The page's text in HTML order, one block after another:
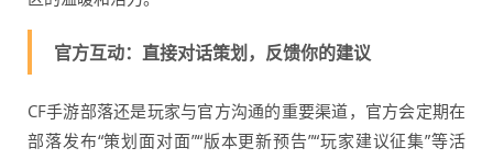
官方互动：直接对话策划，反馈你的建议
CF手游部落还是玩家与官方沟通的重要渠道，官方会定期在
部落发布“策划面对面”“版本更新预告”“玩家建议征集”等活